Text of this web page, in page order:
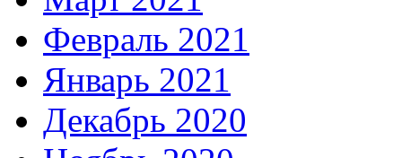
Февраль 2021
Январь 2021
Декабрь 2020